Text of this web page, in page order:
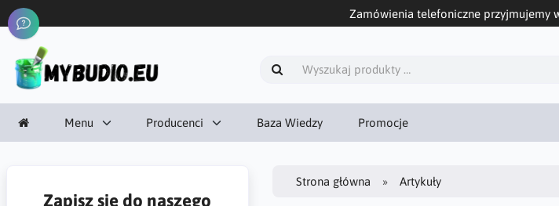
Zamówienia telefoniczne przyjmujemy
Menu Producenci Baza Wiedzy Promocje
Zapisz się do naszego
Strona główna Artykuły